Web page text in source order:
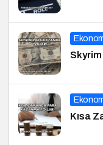
Skyrim
Kısa